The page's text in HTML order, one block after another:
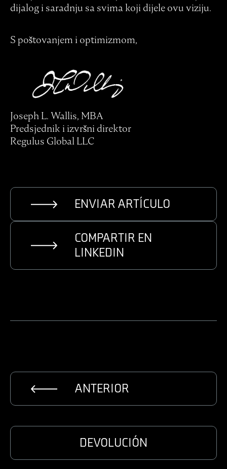
dijalog i saradnju sa svima koji dijele ovu viziju.
S poštovanjem i optimizmom,
Joseph L. Wallis, MBA
Predsjednik i izvršni direktor
Regulus Global LLC
ENVIAR ARTÍCULO
COMPARTIR EN
LINKEDIN
ANTERIOR
DEVOLUCIÓN